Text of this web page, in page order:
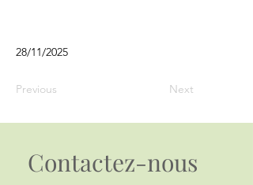
28/11/2025
Previous Next
Contactez-nous